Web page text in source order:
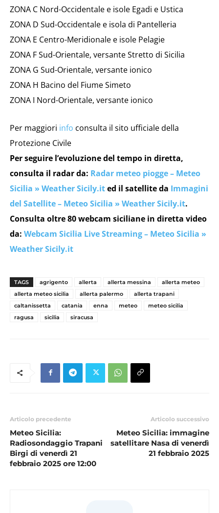
ZONA C Nord-Occidentale e isole Egadi e Ustica
ZONA D Sud-Occidentale e isola di Pantelleria
ZONA E Centro-Meridionale e isole Pelagie
ZONA F Sud-Orientale, versante Stretto di Sicilia
ZONA G Sud-Orientale, versante ionico
ZONA H Bacino del Fiume Simeto
ZONA I Nord-Orientale, versante ionico
Per maggiori info consulta il sito ufficiale della
Protezione Civile
Per seguire l’evoluzione del tempo in diretta,
consulta il radar da: Radar meteo piogge – Meteo
Sicilia » Weather Sicily.ited il satellite da Immagini
del Satellite – Meteo Sicilia » Weather Sicily.it.
Consulta oltre 80 webcam siciliane in diretta video
da: Webcam Sicilia Live Streaming – Meteo Sicilia »
Weather Sicily.it
TAGS agrigento allerta allerta messina
allerta meteo
allerta meteo sicilia
allerta palermo
allerta trapani
caltanissetta
catania enna meteo
meteo sicilia
ragusa
sicilia siracusa
Articolo precedente
Meteo Sicilia:
Radiosondaggio Trapani
Birgi di venerdì 21
febbraio 2025 ore 12:00
Articolo successivo
Meteo Sicilia: immagine
satellitare Nasa di venerdì
21 febbraio 2025